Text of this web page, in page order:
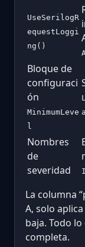
UseSerilogR
equestLoggi
ng()
Bloque de
configuraci
ón
MinimumLeve
l
Nombres
de
severidad
La columna
A, solo
baja. Todo
completa.